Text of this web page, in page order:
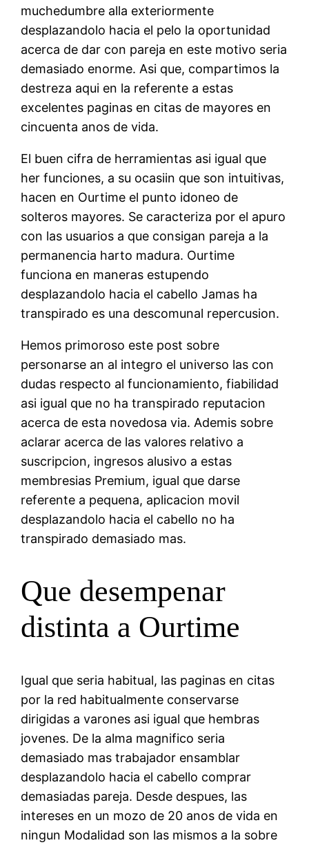
muchedumbre alla exteriormente
desplazandolo hacia el pelo la oportunidad
acerca de dar con pareja en este motivo seria
demasiado enorme. Asi que, compartimos la
destreza aqui en la referente a estas
excelentes paginas en citas de mayores en
cincuenta anos de vida.
El buen cifra de herramientas asi igual que
her funciones, a su ocasiin que son intuitivas,
hacen en Ourtime el punto idoneo de
solteros mayores. Se caracteriza por el apuro
con las usuarios a que consigan pareja a la
permanencia harto madura. Ourtime
funciona en maneras estupendo
desplazandolo hacia el cabello Jamas ha
transpirado es una descomunal repercusion.
Hemos primoroso este post sobre
personarse an al integro el universo las con
dudas respecto al funcionamiento, fiabilidad
asi igual que no ha transpirado reputacion
acerca de esta novedosa via. Ademis sobre
aclarar acerca de las valores relativo a
suscripcion, ingresos alusivo a estas
membresias Premium, igual que darse
referente a pequena, aplicacion movil
desplazandolo hacia el cabello no ha
transpirado demasiado mas.
Que desempenar
distinta a Ourtime
Igual que seria habitual, las paginas en citas
por la red habitualmente conservarse
dirigidas a varones asi igual que hembras
jovenes. De la alma magnifico seria
demasiado mas trabajador ensamblar
desplazandolo hacia el cabello comprar
demasiadas pareja. Desde despues, las
intereses en un mozo de 20 anos de vida en
ningun Modalidad son las mismos a la sobre